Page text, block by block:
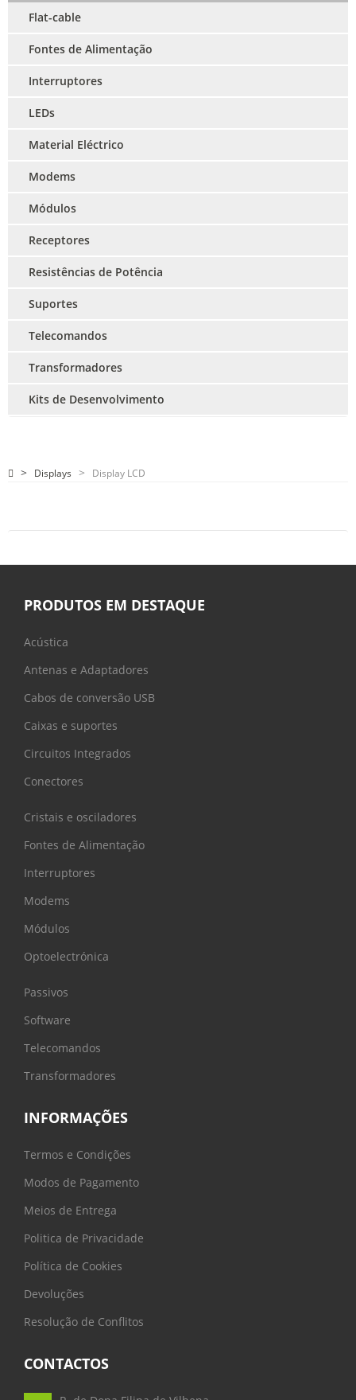
Flat-cable
Fontes de Alimentação
Interruptores
LEDs
Material Eléctrico
Modems
Módulos
Receptores
Resistências de Potência
Suportes
Telecomandos
Transformadores
Kits de Desenvolvimento
Displays Display LCD
PRODUTOS EM DESTAQUE
Acústica
Antenas e Adaptadores
Cabos de conversão USB
Caixas e suportes
Circuitos Integrados
Conectores
Cristais e osciladores
Fontes de Alimentação
Interruptores
Modems
Módulos
Optoelectrónica
Passivos
Software
Telecomandos
Transformadores
INFORMAÇÕES
Termos e Condições
Modos de Pagamento
Meios de Entrega
Politica de Privacidade
Política de Cookies
Devoluções
Resolução de Conflitos
CONTACTOS